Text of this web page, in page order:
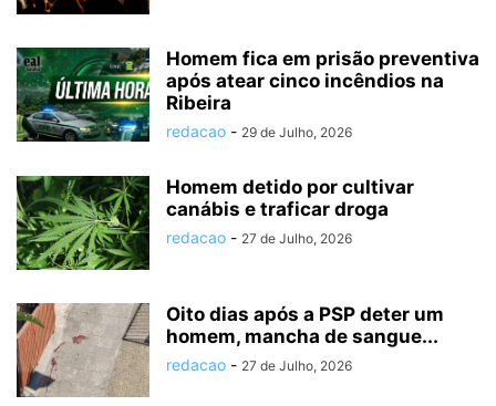
Homem fica em prisão preventiva
após atear cinco incêndios na
Ribeira
redacao - 29 de Julho, 2026
Homem detido por cultivar
canábis e traficar droga
redacao - 27 de Julho, 2026
Oito dias após a PSP deter um
homem, mancha de sangue...
redacao - 27 de Julho, 2026